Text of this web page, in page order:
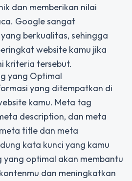
dan memberikan nilai
Google sangat
berkualitas, sehingga
website kamu jika
kriteria tersebut.
yang Optimal
yang ditempatkan di
kamu. Meta tag
description, dan meta
title dan meta
kata kunci yang kamu
optimal akan membantu
dan meningkatkan